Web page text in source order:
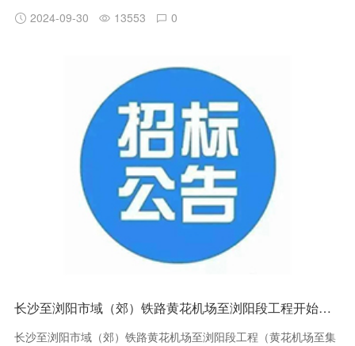
2024-09-30
13553 0
长沙至浏阳市域（郊）铁路黄花机场至浏阳段工程开始招标
长沙至浏阳市域（郊）铁路黄花机场至浏阳段工程（黄花机场至集